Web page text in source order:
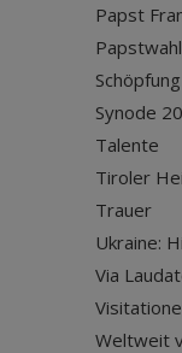
Papst
Papstwahl
Synode
Talente
Tiroler
Trauer
Ukraine:
Via
Weltweit